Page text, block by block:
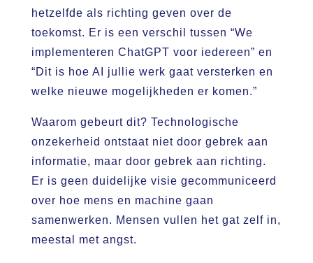
hetzelfde als richting geven over de
toekomst. Er is een verschil tussen “We
implementeren ChatGPT voor iedereen” en
“Dit is hoe AI jullie werk gaat versterken en
welke nieuwe mogelijkheden er komen.”
Waarom gebeurt dit? Technologische
onzekerheid ontstaat niet door gebrek aan
informatie, maar door gebrek aan richting.
Er is geen duidelijke visie gecommuniceerd
over hoe mens en machine gaan
samenwerken. Mensen vullen het gat zelf in,
meestal met angst.